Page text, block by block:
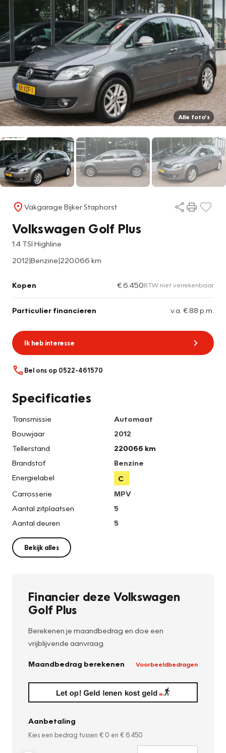
Alle foto's
Vakgarage Bijker Staphorst
Volkswagen Golf Plus
1.4 TSI Highline
2012|Benzine|220.066 km
Kopen € 6.450BTW niet verrekenbaar
Particulier financieren v.a. € 88 p.m.
Ik heb interesse
Bel ons op 0522-461570
Specificaties
Transmissie
Automaat
Bouwjaar
2012
Tellerstand
220066 km
Brandstof
Benzine
Energielabel
C
Carrosserie
MPV
Aantal zitplaatsen
5
Aantal deuren
5
Bekijk alles
Financier deze Volkswagen
Golf Plus
Berekenen je maandbedrag en doe een
vrijblijvende aanvraag.
Maandbedrag berekenen Voorbeeldbedragen
Aanbetaling
Kies een bedrag tussen € 0 en € 6.450